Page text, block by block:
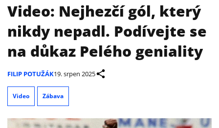
Video: Nejhezčí gól, který
nikdy nepadl. Podívejte se
na důkaz Pelého geniality
FILIP POTUŽÁK19. srpen 2025
Video Zábava